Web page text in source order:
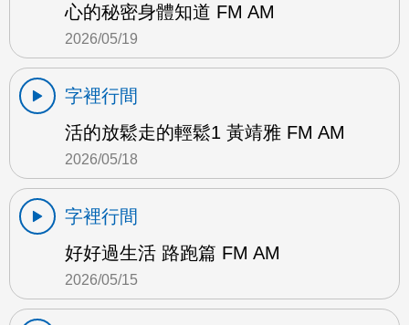
心的秘密身體知道 FM AM
2026/05/19
字裡行間
活的放鬆走的輕鬆1 黃靖雅 FM AM
2026/05/18
字裡行間
好好過生活 路跑篇 FM AM
2026/05/15